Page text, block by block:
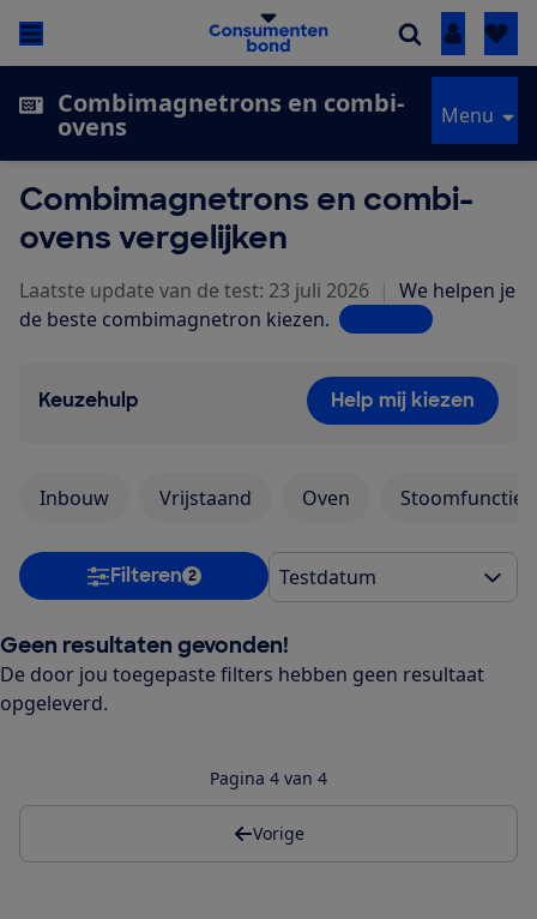
Inloggen
Combimagnetrons en combi-
ovens Menu
Combimagnetrons en combi-
ovens vergelijken
Laatste update van de test: 23 juli 2026 | We helpen je
de beste combimagnetron kiezen. Lees meer
Keuzehulp Help mij kiezen
Inbouw Vrijstaand Oven Stoomfunctie
Filteren 2
Geen resultaten gevonden!
De door jou toegepaste filters hebben geen resultaat
opgeleverd.
Pagina 4 van 4
Vorige